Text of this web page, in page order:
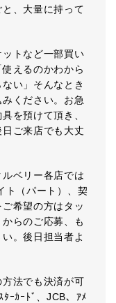
、大量に持って
トなど一部買い
えるのかわから
い」そんなとき
ください。お急
を預けて頂き、
ご来店でも大丈
ベリー各店では
ト（パート）、契
希望の方はタッ
らのご応募、も
。後日担当者よ
法でも決済が可
ｰｶｰﾄﾞ、JCB、ｱﾒ